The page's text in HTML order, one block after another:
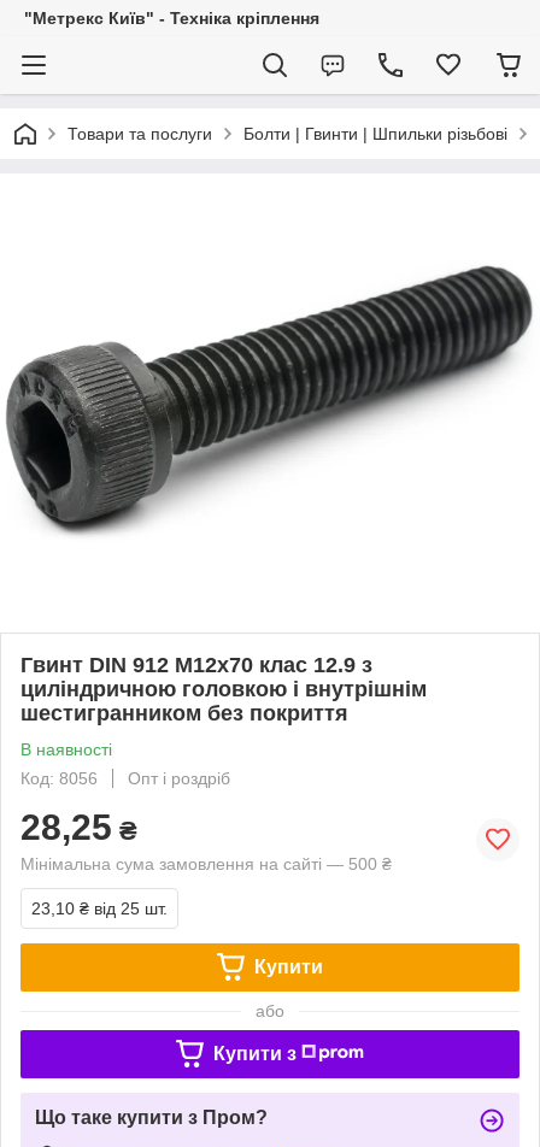
"Метрекс Київ" - Техніка кріплення
Товари та послуги Болти | Гвинти | Шпильки різьбові
Гвинт DIN 912 М12х70 клас 12.9 з
циліндричною головкою і внутрішнім
шестигранником без покриття
В наявності
Код: 8056
Опт і роздріб
28,25 ₴
Мінімальна сума замовлення на сайті — 500 ₴
23,10 ₴ від 25 шт.
Купити
або
Купити з
Що таке купити з Пром?